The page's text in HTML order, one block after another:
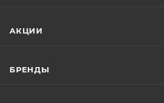
АКЦИИ
БРЕНДЫ